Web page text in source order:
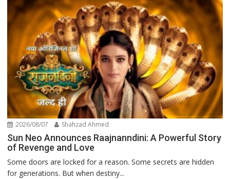
2026/08/07 Shahzad Ahmed
Sun Neo Announces Raajnanndini: A Powerful Story
of Revenge and Love
Some doors are locked for a reason. Some secrets are hidden
for generations. But when destiny...